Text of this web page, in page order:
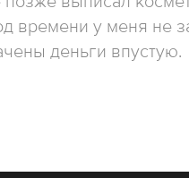
времени у меня не
деньги впустую.